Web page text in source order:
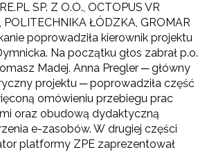
SP. Z O.O., OCTOPUS VR
POLITECHNIKA ŁÓDZKA, GROMAR
poprowadziła kierownik projektu
Na początku głos zabrał p.o.
Madej. Anna Pregler ─ główny
projektu ─ poprowadziła część
omówieniu przebiegu prac
oraz obudową dydaktyczną
e-zasobów. W drugiej części
platformy ZPE zaprezentował